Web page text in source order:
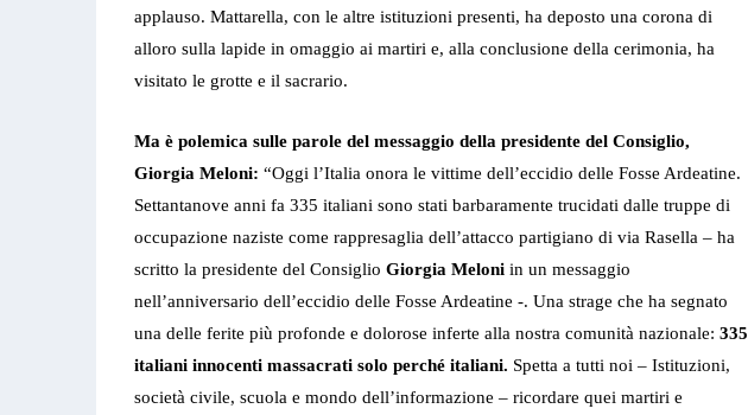
applauso. Mattarella, con le altre istituzioni presenti, ha deposto una corona di
alloro sulla lapide in omaggio ai martiri e, alla conclusione della cerimonia, ha
visitato le grotte e il sacrario.
Ma è polemica sulle parole del messaggio della presidente del Consiglio,
Giorgia Meloni: “Oggi l’Italia onora le vittime dell’eccidio delle Fosse Ardeatine.
Settantanove anni fa 335 italiani sono stati barbaramente trucidati dalle truppe di
occupazione naziste come rappresaglia dell’attacco partigiano di via Rasella – ha
scritto la presidente del Consiglio Giorgia Meloni in un messaggio
nell’anniversario dell’eccidio delle Fosse Ardeatine -. Una strage che ha segnato
una delle ferite più profonde e dolorose inferte alla nostra comunità nazionale: 335
italiani innocenti massacrati solo perché italiani. Spetta a tutti noi – Istituzioni,
società civile, scuola e mondo dell’informazione – ricordare quei martiri e